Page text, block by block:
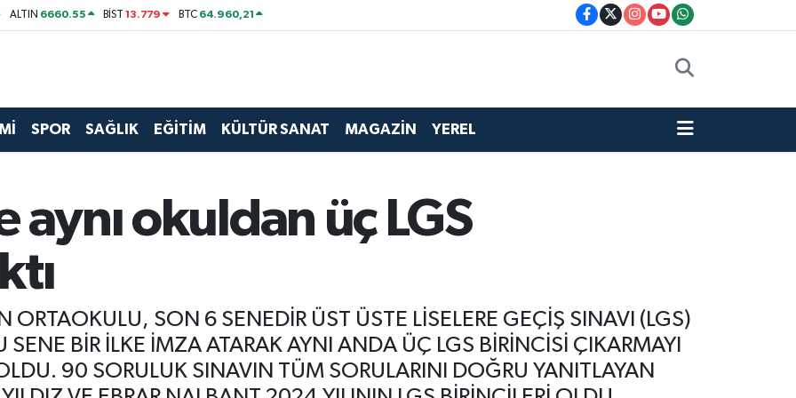
ALTIN 6660.55 BİST13.779 BTC 64.960,21
SPOR SAĞLIK EĞİTİM KÜLTÜR SANAT MAGAZİN YEREL
aynı okuldan üç LGS
ORTAOKULU, SON 6 SENEDİR ÜST ÜSTE LİSELERE GEÇİŞ SINAVI (LGS)
SENE BİR İLKE İMZA ATARAK AYNI ANDA ÜÇ LGS BİRİNCİSİ ÇIKARMAYI
90 SORULUK SINAVIN TÜM SORULARINI DOĞRU YANITLAYAN